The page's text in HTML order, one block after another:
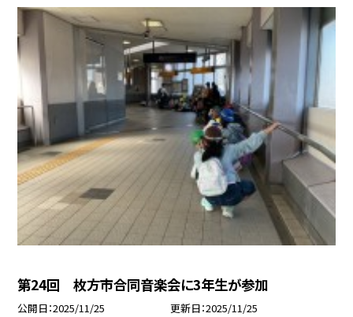
第24回 枚方市合同音楽会に3年生が参加
公開日 2025/11/25 更新日 2025/11/25